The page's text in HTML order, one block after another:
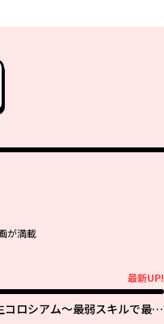
が満載
最新UP!
コロシアム～最弱スキルで最強